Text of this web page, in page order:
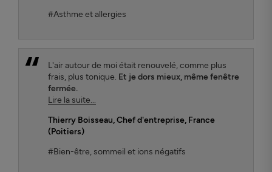
#Asthme et allergies
L'air autour de moi était renouvelé, comme plus
frais, plus tonique. Et je dors mieux, même fenêtre
fermée.
Lire la suite...
Thierry Boisseau, Chef d'entreprise, France
(Poitiers)
#Bien-être, sommeil et ions négatifs